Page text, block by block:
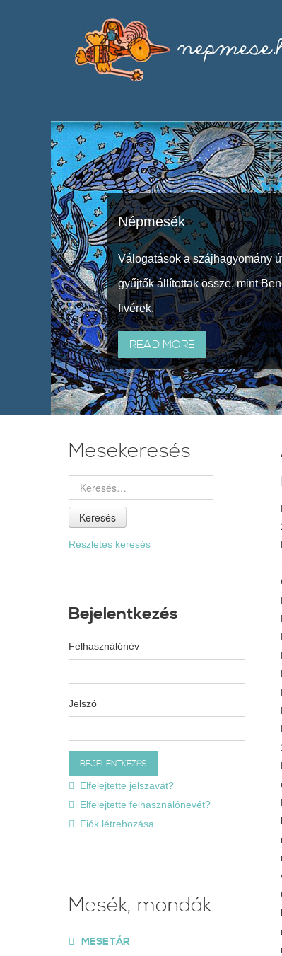
Népmesék
Válogatások a szájhagyomány
gyűjtők állítottak össze, mint
fivérek.
READ MORE
Mesekeresés
Keresés
Részletes keresés
Bejelentkezés
Felhasználónév
Jelszó
Elfelejtette jelszavát?
Elfelejtette felhasználónevét?
Fiók létrehozása
Mesék, mondák
MESETÁR